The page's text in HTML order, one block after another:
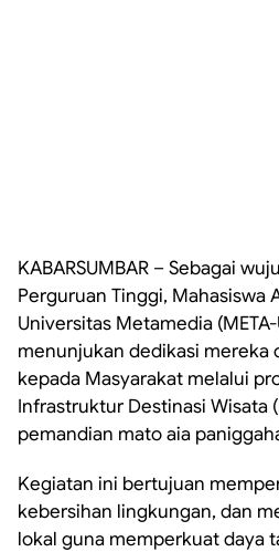
KABARSUMBAR – Sebagai
Perguruan Tinggi, Mahasiswa
Universitas Metamedia
menunjukan dedikasi mereka
kepada Masyarakat melalui
Infrastruktur Destinasi Wisata
pemandian mato aia
Kegiatan ini bertujuan
kebersihan lingkungan, dan
lokal guna memperkuat daya